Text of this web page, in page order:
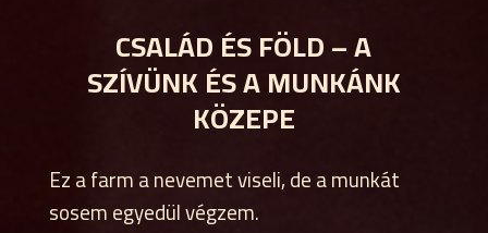
CSALÁD ÉS FÖLD – A
SZÍVÜNK ÉS A MUNKÁNK
KÖZEPE
Ez a farm a nevemet viseli, de a munkát
sosem egyedül végzem.